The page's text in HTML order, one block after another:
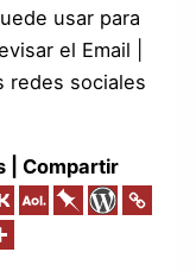
usar para
el Email |
redes sociales
| Compartir